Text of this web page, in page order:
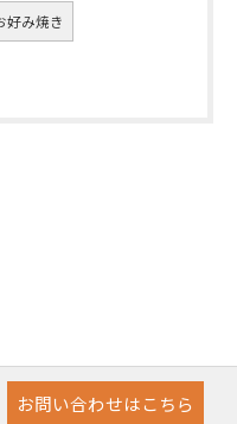
み焼き
お問い合わせはこちら